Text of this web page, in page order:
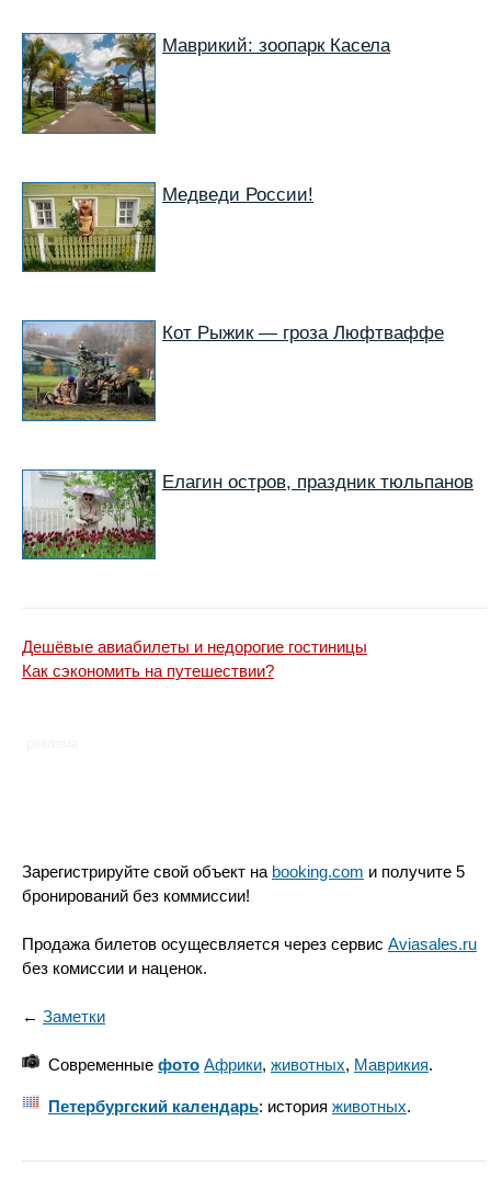
Маврикий: зоопарк Касела
Медведи России!
Кот Рыжик — гроза Люфтваффе
Елагин остров, праздник тюльпанов
Дешёвые авиабилеты и недорогие гостиницы
Как сэкономить на путешествии?
Зарегистрируйте свой объект на booking.com и получите 5
бронирований без коммиссии!
Продажа билетов осущесвляется через сервис Aviasales.ru
без комиссии и наценок.
← Заметки
Современные фото Африки, животных, Маврикия.
Петербургский календарь: история животных.